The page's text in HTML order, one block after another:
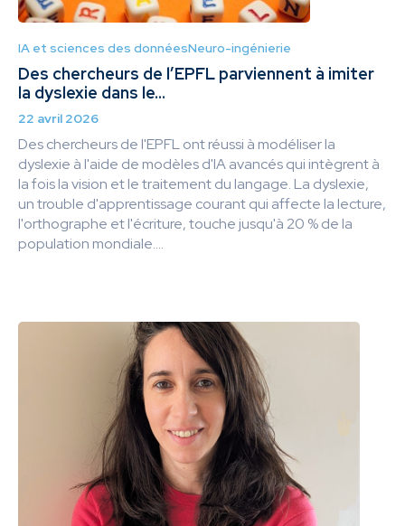
IA et sciences des donnéesNeuro-ingénierie
Des chercheurs de l’EPFL parviennent à imiter
la dyslexie dans le...
22 avril 2026
Des chercheurs de l'EPFL ont réussi à modéliser la
dyslexie à l'aide de modèles d'IA avancés qui intègrent à
la fois la vision et le traitement du langage. La dyslexie,
un trouble d'apprentissage courant qui affecte la lecture,
l'orthographe et l'écriture, touche jusqu'à 20 % de la
population mondiale....